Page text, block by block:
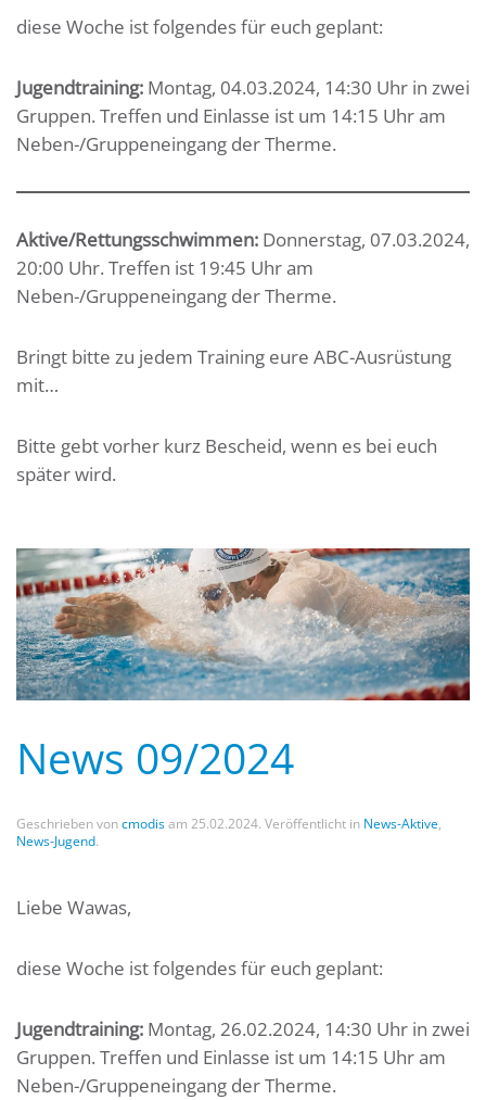
diese Woche ist folgendes für euch geplant:
Jugendtraining: Montag, 04.03.2024, 14:30 Uhr in zwei
Gruppen. Treffen und Einlasse ist um 14:15 Uhr am
Neben-/Gruppeneingang der Therme.
Aktive/Rettungsschwimmen: Donnerstag, 07.03.2024,
20:00 Uhr. Treffen ist 19:45 Uhr am
Neben-/Gruppeneingang der Therme.
Bringt bitte zu jedem Training eure ABC-Ausrüstung
mit…
Bitte gebt vorher kurz Bescheid, wenn es bei euch
später wird.
News 09/2024
Geschrieben voncmodisam 25.02.2024. Veröffentlicht in News-Aktive,
News-Jugend.
Liebe Wawas,
diese Woche ist folgendes für euch geplant:
Jugendtraining: Montag, 26.02.2024, 14:30 Uhr in zwei
Gruppen. Treffen und Einlasse ist um 14:15 Uhr am
Neben-/Gruppeneingang der Therme.